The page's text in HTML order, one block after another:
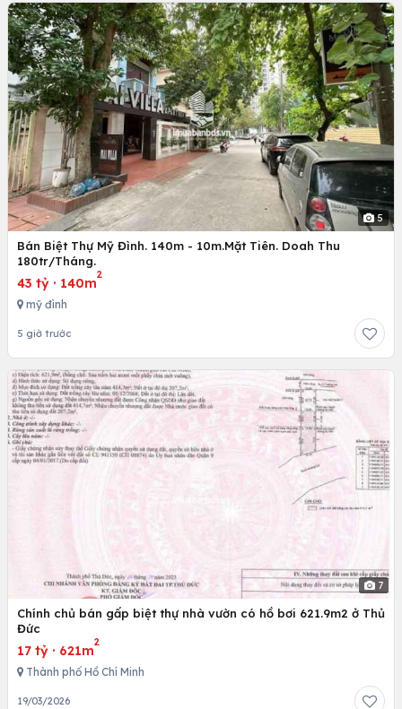
5
Bán Biệt Thự Mỹ Đình. 140m - 10m.Mặt Tiên. Doah Thu
180tr/Tháng.
43 tỷ · 140m
2
mỹ đình
5 giờ trước
7
Chính chủ bán gấp biệt thự nhà vườn có hồ bơi 621.9m2 ở Thủ
Đức
17 tỷ · 621m
2
Thành phố Hồ Chí Minh
19/03/2026